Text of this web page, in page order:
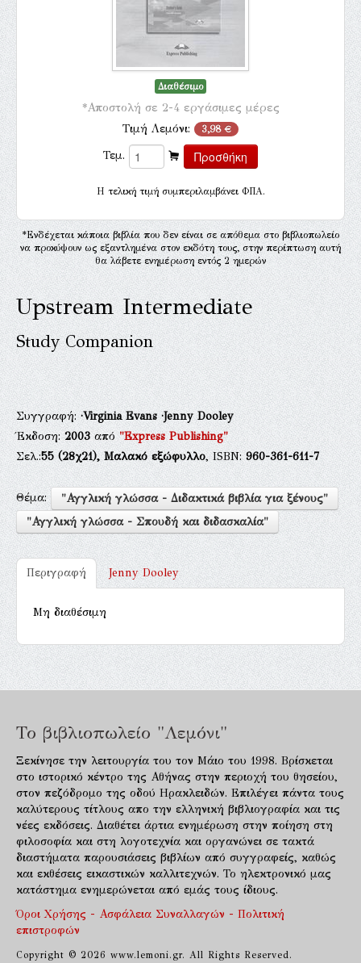
Διαθέσιμο
*Αποστολή σε 2-4 εργάσιμες μέρες
Τιμή Λεμόνι: 3,98 €
Τεμ.
H τελική τιμή συμπεριλαμβάνει ΦΠΑ.
*Ενδέχεται κάποια βιβλία που δεν είναι σε απόθεμα στο βιβλιοπωλείο
να προκύψουν ως εξαντλημένα στον εκδότη τους, στην περίπτωση αυτή
θα λάβετε ενημέρωση εντός 2 ημερών
Upstream Intermediate
Study Companion
Συγγραφή:·Virginia Evans·Jenny Dooley
Έκδοση:2003από"Express Publishing"
Σελ.:55(28χ21), Μαλακό εξώφυλλο, ISBN:960-361-611-7
Θέμα:
"Αγγλική γλώσσα - Διδακτικά βιβλία για ξένους"
"Αγγλική γλώσσα - Σπουδή και διδασκαλία"
Περιγραφή Jenny Dooley
Μη διαθέσιμη
Το βιβλιοπωλείο "Λεμόνι"
Ξεκίνησε την λειτουργία του τον Μάιο του 1998. Βρίσκεται
στο ιστορικό κέντρο της Αθήνας στην περιοχή του θησείου,
στον πεζόδρομο της οδού Ηρακλειδών. Επιλέγει πάντα τους
καλύτερους τίτλους απο την ελληνική βιβλιογραφία και τις
νέες εκδόσεις. Διαθέτει άρτια ενημέρωση στην ποίηση στη
φιλοσοφία και στη λογοτεχνία και οργανώνει σε τακτά
διαστήματα παρουσιάσεις βιβλίων από συγγραφείς, καθώς
και εκθέσεις εικαστικών καλλιτεχνών. Το ηλεκτρονικό μας
κατάστημα ενημερώνεται από εμάς τους ίδιους.
Όροι Χρήσης - Ασφάλεια Συναλλαγών - Πολιτική
επιστροφών
Copyright © 2026 www.lemoni.gr. All Rights Reserved.